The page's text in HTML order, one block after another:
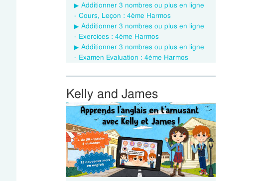
Additionner 3 nombres ou plus en ligne
- Cours, Leçon : 4ème Harmos
Additionner 3 nombres ou plus en ligne
- Exercices : 4ème Harmos
Additionner 3 nombres ou plus en ligne
- Examen Evaluation : 4ème Harmos
Kelly and James